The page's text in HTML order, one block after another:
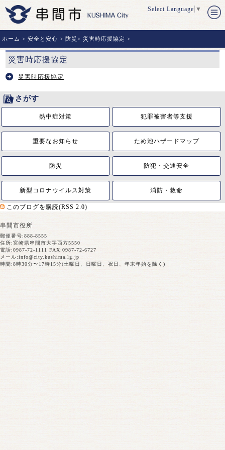
Select Language ▼
ホーム >安全と安心 >防災> 災害時応援協定 >
災害時応援協定
災害時応援協定
さがす
熱中症対策 犯罪被害者等支援
重要なお知らせ ため池ハザードマップ
防災 防犯・交通安全
新型コロナウイルス対策 消防・救命
このブログを購読(RSS 2.0)
串間市役所
郵便番号:888-8555
住所:宮崎県串間市大字西方5550
電話:0987-72-1111 FAX:0987-72-6727
メール:info@city.kushima.lg.jp
時間:8時30分〜17時15分(土曜日、日曜日、祝日、年末年始を除く)